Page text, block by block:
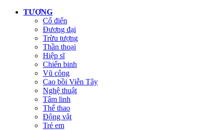
TƯỢNG
Cổ điển
Đương đại
Trừu tượng
Thần thoại
Hiệp sĩ
Chiến binh
Vũ công
Cao bồi Viễn Tây
Nghệ thuật
Tâm linh
Thể thao
Động vật
Trẻ em